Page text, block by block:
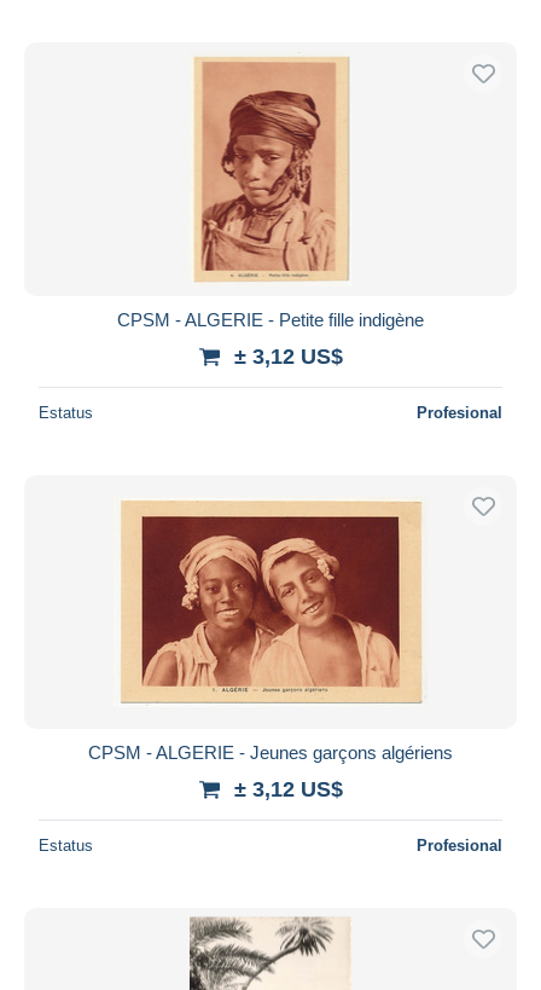
CPSM - ALGERIE - Petite fille indigène
± 3,12 US$
Estatus Profesional
CPSM - ALGERIE - Jeunes garçons algériens
± 3,12 US$
Estatus Profesional